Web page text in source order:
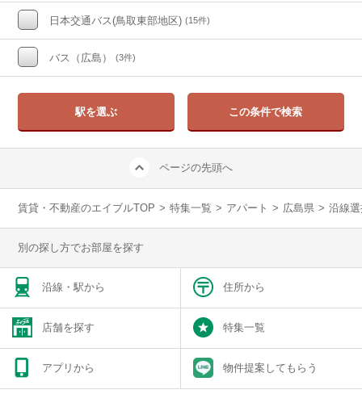
日本交通バス(鳥取東部地区) (15件)
バス（広島） (3件)
駅を選ぶ この条件で検索
ページの先頭へ
賃貸・不動産のエイブルTOP > 特集一覧 > アパート > 広島県 > 沿線
別の探し方でお部屋を探す
沿線・駅から 住所から
店舗を探す 特集一覧
アプリから 物件提案してもらう